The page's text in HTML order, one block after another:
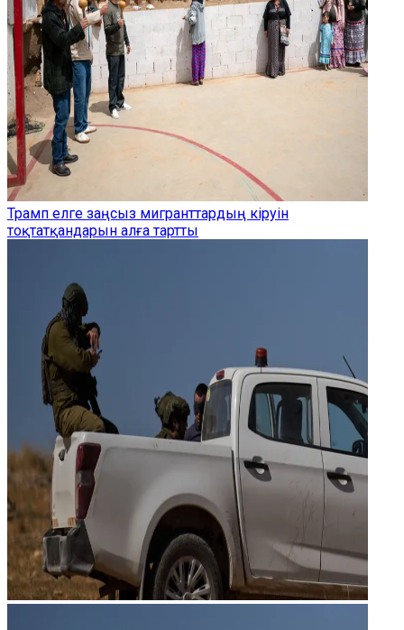
Трамп елге заңсыз мигранттардың кіруін
тоқтатқандарын алға тартты